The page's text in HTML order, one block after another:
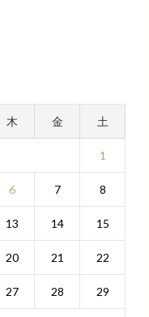
木 金 土
1
6 7 8
13 14 15
20 21 22
27 28 29